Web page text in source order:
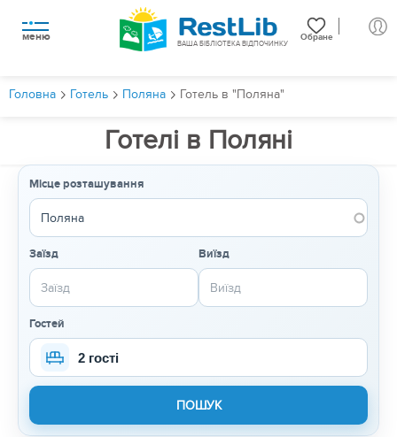
меню Обране
ВАША БІБЛІОТЕКА ВІДПОЧИНКУ
Головна Готель Поляна Готель в "Поляна"
Готелі в Поляні
Місце розташування
Заїзд Виїзд
Гостей
2 гості